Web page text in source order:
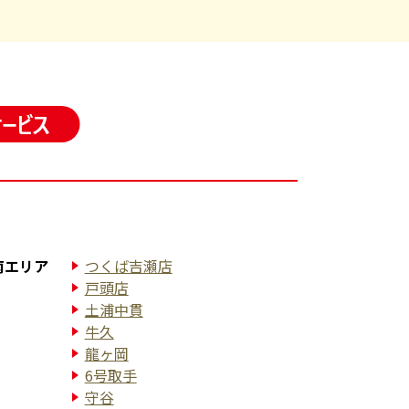
エリア
つくば吉瀬店
戸頭店
土浦中貫
牛久
龍ヶ岡
6号取手
守谷